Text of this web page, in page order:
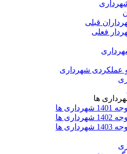
قبلی
فعلی
عملکردی شهرداری
ها
ها
ها
ها